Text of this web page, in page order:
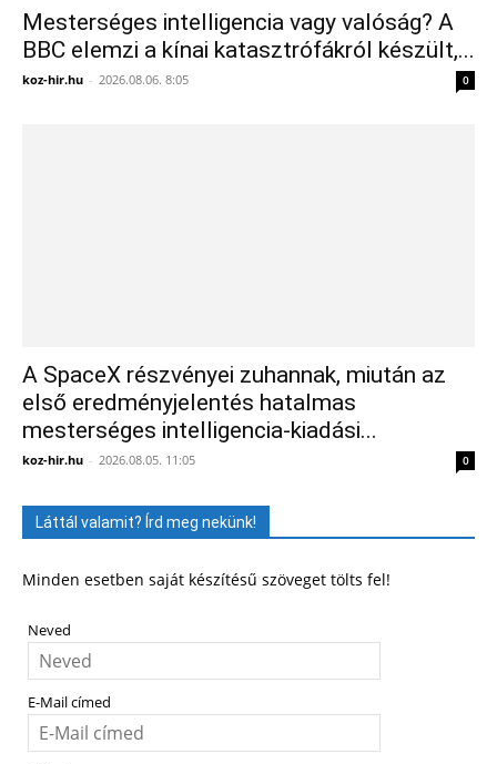
Mesterséges intelligencia vagy valóság? A
BBC elemzi a kínai katasztrófákról készült,...
koz-hir.hu - 2026.08.06. 8:05 0
A SpaceX részvényei zuhannak, miután az
első eredményjelentés hatalmas
mesterséges intelligencia-kiadási...
koz-hir.hu - 2026.08.05. 11:05 0
Láttál valamit? Írd meg nekünk!
Minden esetben saját készítésű szöveget tölts fel!
Neved
E-Mail címed